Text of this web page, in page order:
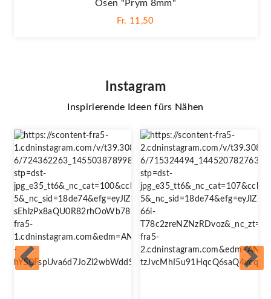
Ösen "Prym 8mm"
Fr. 11,50
Instagram
Inspirierende Ideen fürs Nähen